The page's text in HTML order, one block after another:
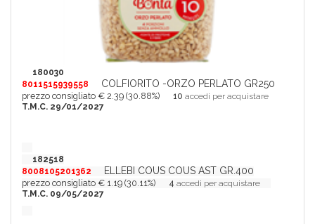
180030
8011515939558
COLFIORITO -ORZO PERLATO GR250
prezzo consigliato € 2.39 (30.88%) 10 accedi per acquistare
T.M.C. 29/01/2027
182518
8008105201362
ELLEBI COUS COUS AST GR.400
prezzo consigliato € 1.19 (30.11%) 4 accedi per acquistare
T.M.C. 09/05/2027